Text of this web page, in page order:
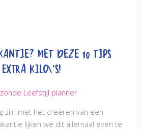
Met deze 10 tips
kilo\’s!
Leefstijl planner
zijn met het creëren van een
lijken we dit allemaal even te